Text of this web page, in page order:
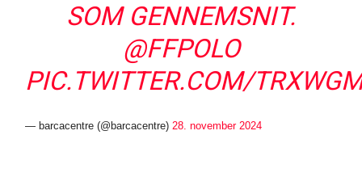
SOM GENNEMSNIT.
@FFPOLO
PIC.TWITTER.COM/
— barcacentre (@barcacentre)28. november 2024